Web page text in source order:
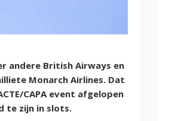
andere British Airways en
Monarch Airlines. Dat
CAPA event afgelopen
te zijn in slots.